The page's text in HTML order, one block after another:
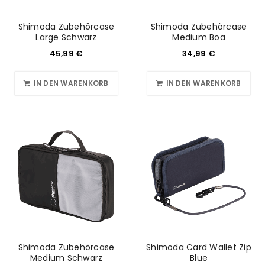
REGISTRIEREN
Shimoda Zubehörcase
Large Schwarz
45,99 €
IN DEN WARENKORB
Shimoda Zubehörcase
Medium Boa
34,99 €
IN DEN WARENKORB
Shimoda Zubehörcase
Medium Schwarz
Shimoda Card Wallet Zip
Blue